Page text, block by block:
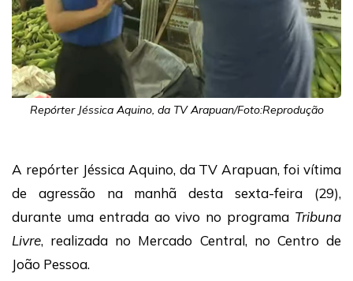
Repórter Jéssica Aquino, da TV Arapuan/Foto:Reprodução
A repórter Jéssica Aquino, da TV Arapuan, foi vítima
de agressão na manhã desta sexta-feira (29),
durante uma entrada ao vivo no programa Tribuna
Livre, realizada no Mercado Central, no Centro de
João Pessoa.